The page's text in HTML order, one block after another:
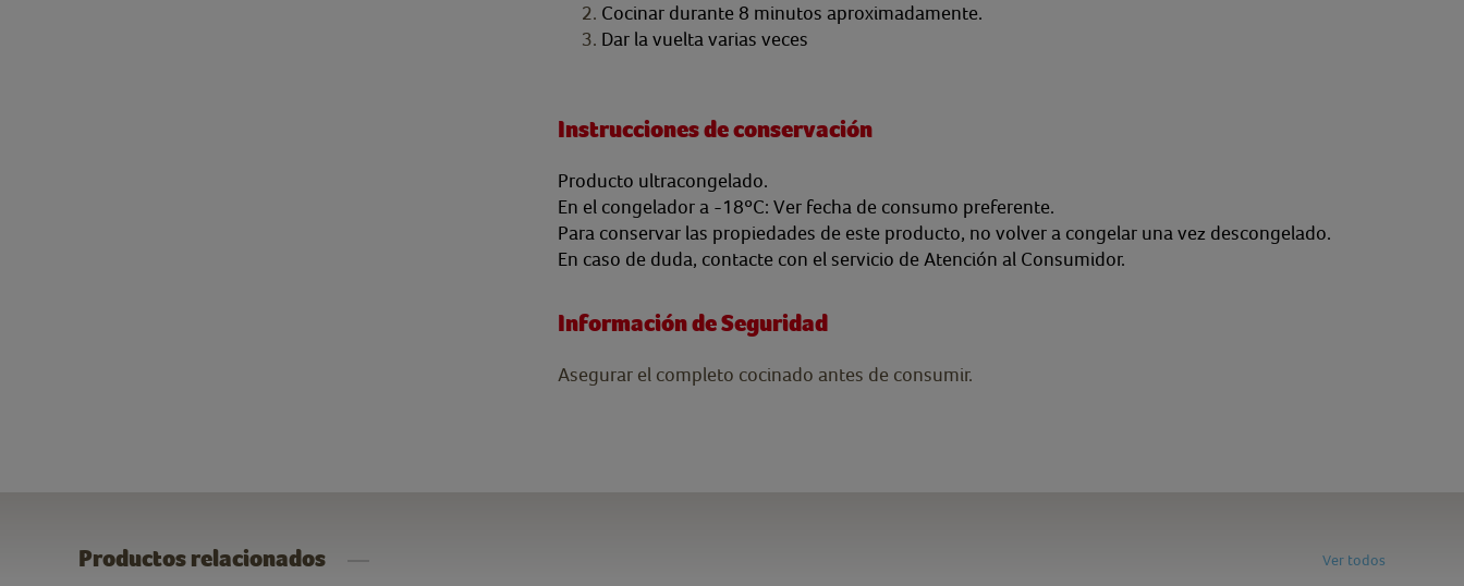
Cocinar durante 8 minutos aproximadamente.
Dar la vuelta varias veces
Instrucciones de conservación
Producto ultracongelado.
En el congelador a -18ºC: Ver fecha de consumo preferente.
Para conservar las propiedades de este producto, no volver a congelar una vez descongelado.
En caso de duda, contacte con el servicio de Atención al Consumidor.
Información de Seguridad
Asegurar el completo cocinado antes de consumir.
Productos relacionados Ver todos